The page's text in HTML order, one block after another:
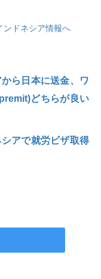
ら日本に送金、ワ
どちらが良い
アで就労ビザ取得